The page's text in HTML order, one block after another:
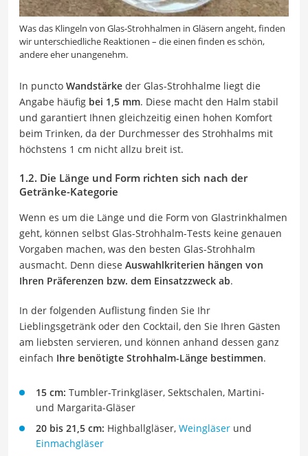
Was das Klingeln von Glas-Strohhalmen in Gläsern angeht, finden
wir unterschiedliche Reaktionen – die einen finden es schön,
andere eher unangenehm.
In puncto Wandstärke der Glas-Strohhalme liegt die
Angabe häufig bei 1,5 mm. Diese macht den Halm stabil
und garantiert Ihnen gleichzeitig einen hohen Komfort
beim Trinken, da der Durchmesser des Strohhalms mit
höchstens 1 cm nicht allzu breit ist.
1.2. Die Länge und Form richten sich nach der
Getränke-Kategorie
Wenn es um die Länge und die Form von Glastrinkhalmen
geht, können selbst Glas-Strohhalm-Tests keine genauen
Vorgaben machen, was den besten Glas-Strohhalm
ausmacht. Denn diese Auswahlkriterien hängen von
Ihren Präferenzen bzw. dem Einsatzzweck ab.
In der folgenden Auflistung finden Sie Ihr
Lieblingsgetränk oder den Cocktail, den Sie Ihren Gästen
am liebsten servieren, und können anhand dessen ganz
einfach Ihre benötigte Strohhalm-Länge bestimmen.
15 cm: Tumbler-Trinkgläser, Sektschalen, Martini-
und Margarita-Gläser
20 bis 21,5 cm: Highballgläser, Weingläser und
Einmachgläser